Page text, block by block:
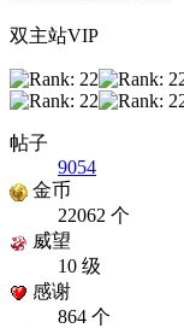
双主站VIP
帖子
9054
金币
22062 个
威望
10 级
感谢
864 个